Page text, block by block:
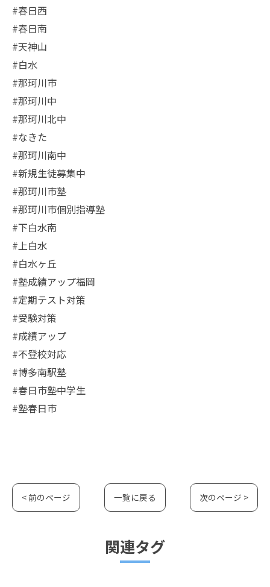
#春日西
#春日南
#天神山
#白水
#那珂川市
#那珂川中
#那珂川北中
#なきた
#那珂川南中
#新規生徒募集中
#那珂川市塾
#那珂川市個別指導塾
#下白水南
#上白水
#白水ヶ丘
#塾成績アップ福岡
#定期テスト対策
#受験対策
#成績アップ
#不登校対応
#博多南駅塾
#春日市塾中学生
#塾春日市
< 前のページ 一覧に戻る 次のページ >
関連タグ